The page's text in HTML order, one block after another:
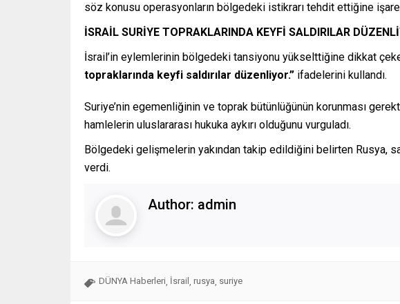
söz konusu operasyonların bölgedeki istikrarı tehdit ettiğine
İSRAİL SURİYE TOPRAKLARINDA KEYFİ SALDIRILAR
İsrail’in eylemlerinin bölgedeki tansiyonu yükselttiğine dikkat
topraklarında keyfi saldırılar düzenliyor.” ifadelerini kullandı.
Suriye’nin egemenliğinin ve toprak bütünlüğünün korunması
hamlelerin uluslararası hukuka aykırı olduğunu vurguladı.
Bölgedeki gelişmelerin yakından takip edildiğini belirten Rusya,
verdi.
Author: admin
DÜNYA Haberleri, İsrail , rusya, suriye